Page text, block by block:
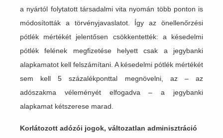
a nyártól folytatott társadalmi vita nyomán több ponton is
módosították a törvényjavaslatot. Így az önellenőrzési
pótlék mértékét jelentősen csökkentették: a késedelmi
pótlék felének megfizetése helyett csak a jegybanki
alapkamatot kell felszámítani. A késedelmi pótlék mértékét
sem kell 5 százalékponttal megnövelni, az – az
adószakma véleményét elfogadva – a jegybanki
alapkamat kétszerese marad.
Korlátozott adózói jogok, változatlan adminisztráció